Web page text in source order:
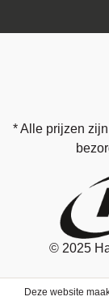
* Alle prijzen
© 2025
Deze website